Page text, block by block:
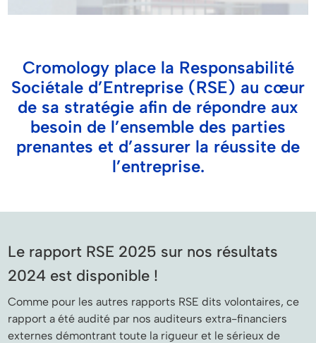
Cromology place la Responsabilité
Sociétale d’Entreprise (RSE) au cœur
de sa stratégie afin de répondre aux
besoin de l’ensemble des parties
prenantes et d’assurer la réussite de
l’entreprise.
Le rapport RSE 2025 sur nos résultats
2024 est disponible !
Comme pour les autres rapports RSE dits volontaires, ce
rapport a été audité par nos auditeurs extra-financiers
externes démontrant toute la rigueur et le sérieux de